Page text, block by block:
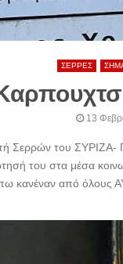
ΣΕΡΡΕΣ
13
Σερρών του
του στα μέσα
κανέναν από όλους